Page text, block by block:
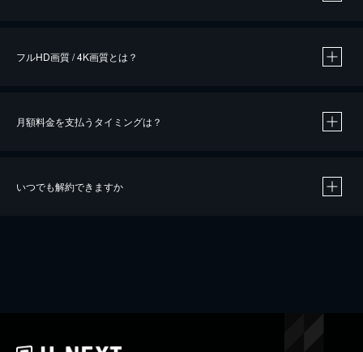
※40％ポイント還元の対象は、クレジットカード決済による作品の購入 / レンタルです。
iOSアプリのUコイン決済による作品の購入 / レンタルは、20％のポイント還元です。
フルHD画質 / 4K画質とは？
月額料金を支払うタイミングは？
いつでも解約できますか